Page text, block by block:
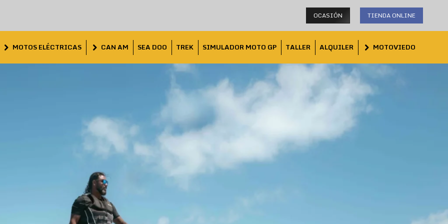
OCASIÓN TIENDA ONLINE
MOTOS ELÉCTRICAS CAN AM SEA DOO TREK SIMULADOR MOTO GP TALLER ALQUILER MOTOVIEDO